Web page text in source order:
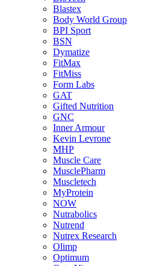
Blastex
Body World Group
BPI Sport
BSN
Dymatize
FitMax
FitMiss
Form Labs
GAT
Gifted Nutrition
GNC
Inner Armour
Kevin Levrone
MHP
Muscle Care
MusclePharm
Muscletech
MyProtein
NOW
Nutrabolics
Nutrend
Nutrex Research
Olimp
Optimum